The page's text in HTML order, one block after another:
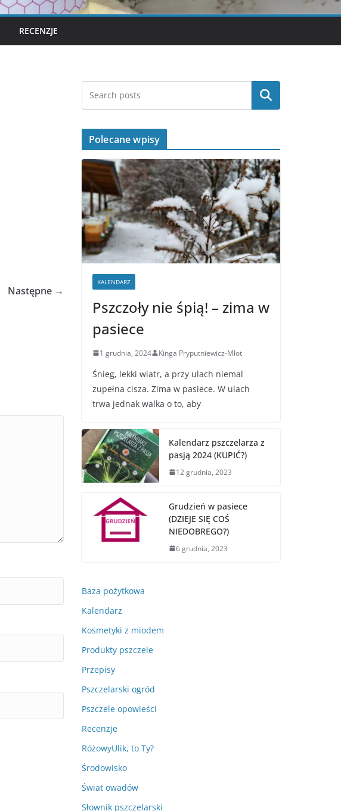
RECENZJE
Następne →
Szukaj
Polecane wpisy
KALENDARZ
Pszczoły nie śpią! – zima w
pasiece
1 grudnia, 2024 Kinga Pryputniewicz-Młot
Śnieg, lekki wiatr, a przy ulach niemal
zupełna cisza. Zima w pasiece. W ulach
trwa jednak walka o to, aby
Kalendarz pszczelarza z
pasją 2024 (KUPIĆ?)
12 grudnia, 2023
Grudzień w pasiece
(DZIEJE SIĘ COŚ
NIEDOBREGO?)
6 grudnia, 2023
Baza pożytkowa
Kalendarz
Kosmetyki z miodem
Produkty pszczele
Przepisy
Pszczelarski ogród
Pszczele opowieści
Recenzje
RóżowyUlik, to Ty?
Środowisko
Świat owadów
Słownik pszczelarski